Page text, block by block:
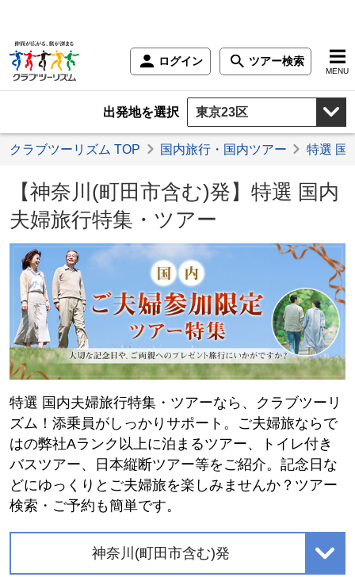
ログイン ツアー検索
MENU
出発地を選択
クラブツーリズム TOP 国内旅行・国内ツアー 特選 国
【神奈川(町田市含む)発】特選 国内
夫婦旅行特集・ツアー
特選 国内夫婦旅行特集・ツアーなら、クラブツーリ
ズム！添乗員がしっかりサポート。ご夫婦旅ならで
はの弊社Aランク以上に泊まるツアー、トイレ付き
バスツアー、日本縦断ツアー等をご紹介。記念日な
どにゆっくりとご夫婦旅を楽しみませんか？ツアー
検索・ご予約も簡単です。
神奈川(町田市含む)発